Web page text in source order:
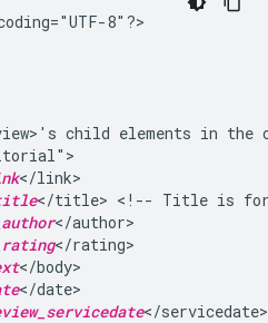
8"?>
child elements in the
</title> <!-- Title is